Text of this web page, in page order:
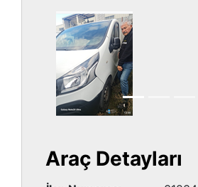
Önceki
Araç Detayları